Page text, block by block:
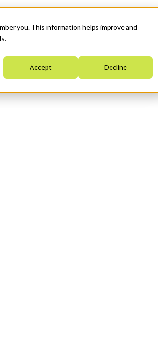
you. This information helps improve and
Accept Decline